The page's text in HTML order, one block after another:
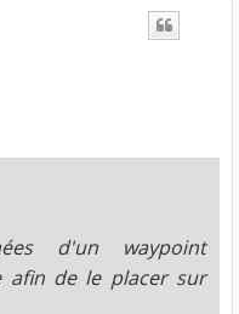
d'un waypoint
afin de le placer sur